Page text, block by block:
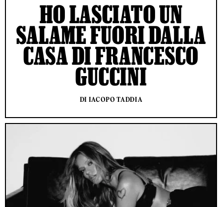
HO LASCIATO UN
SALAME FUORI DALLA
CASA DI FRANCESCO
GUCCINI
DI IACOPO TADDIA